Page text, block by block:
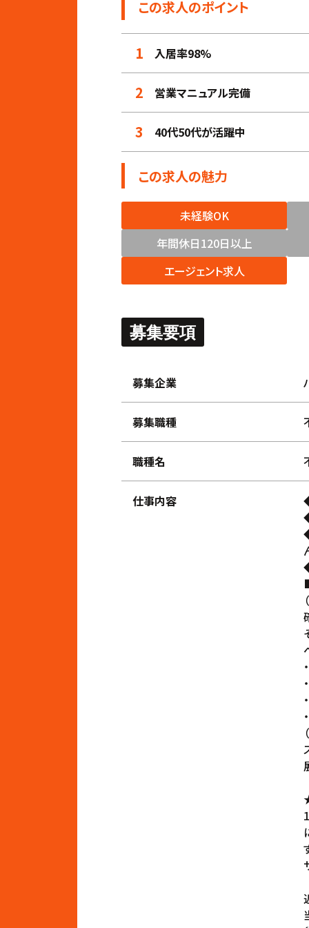
この求人のポイント
1 入居率98%
2 営業マニュアル完備
3 40代50代が活躍中
この求人の魅力
未経験OK
年間休日120日以上
エージェント求人
募集要項
募集企業
募集職種
職種名
仕事内容